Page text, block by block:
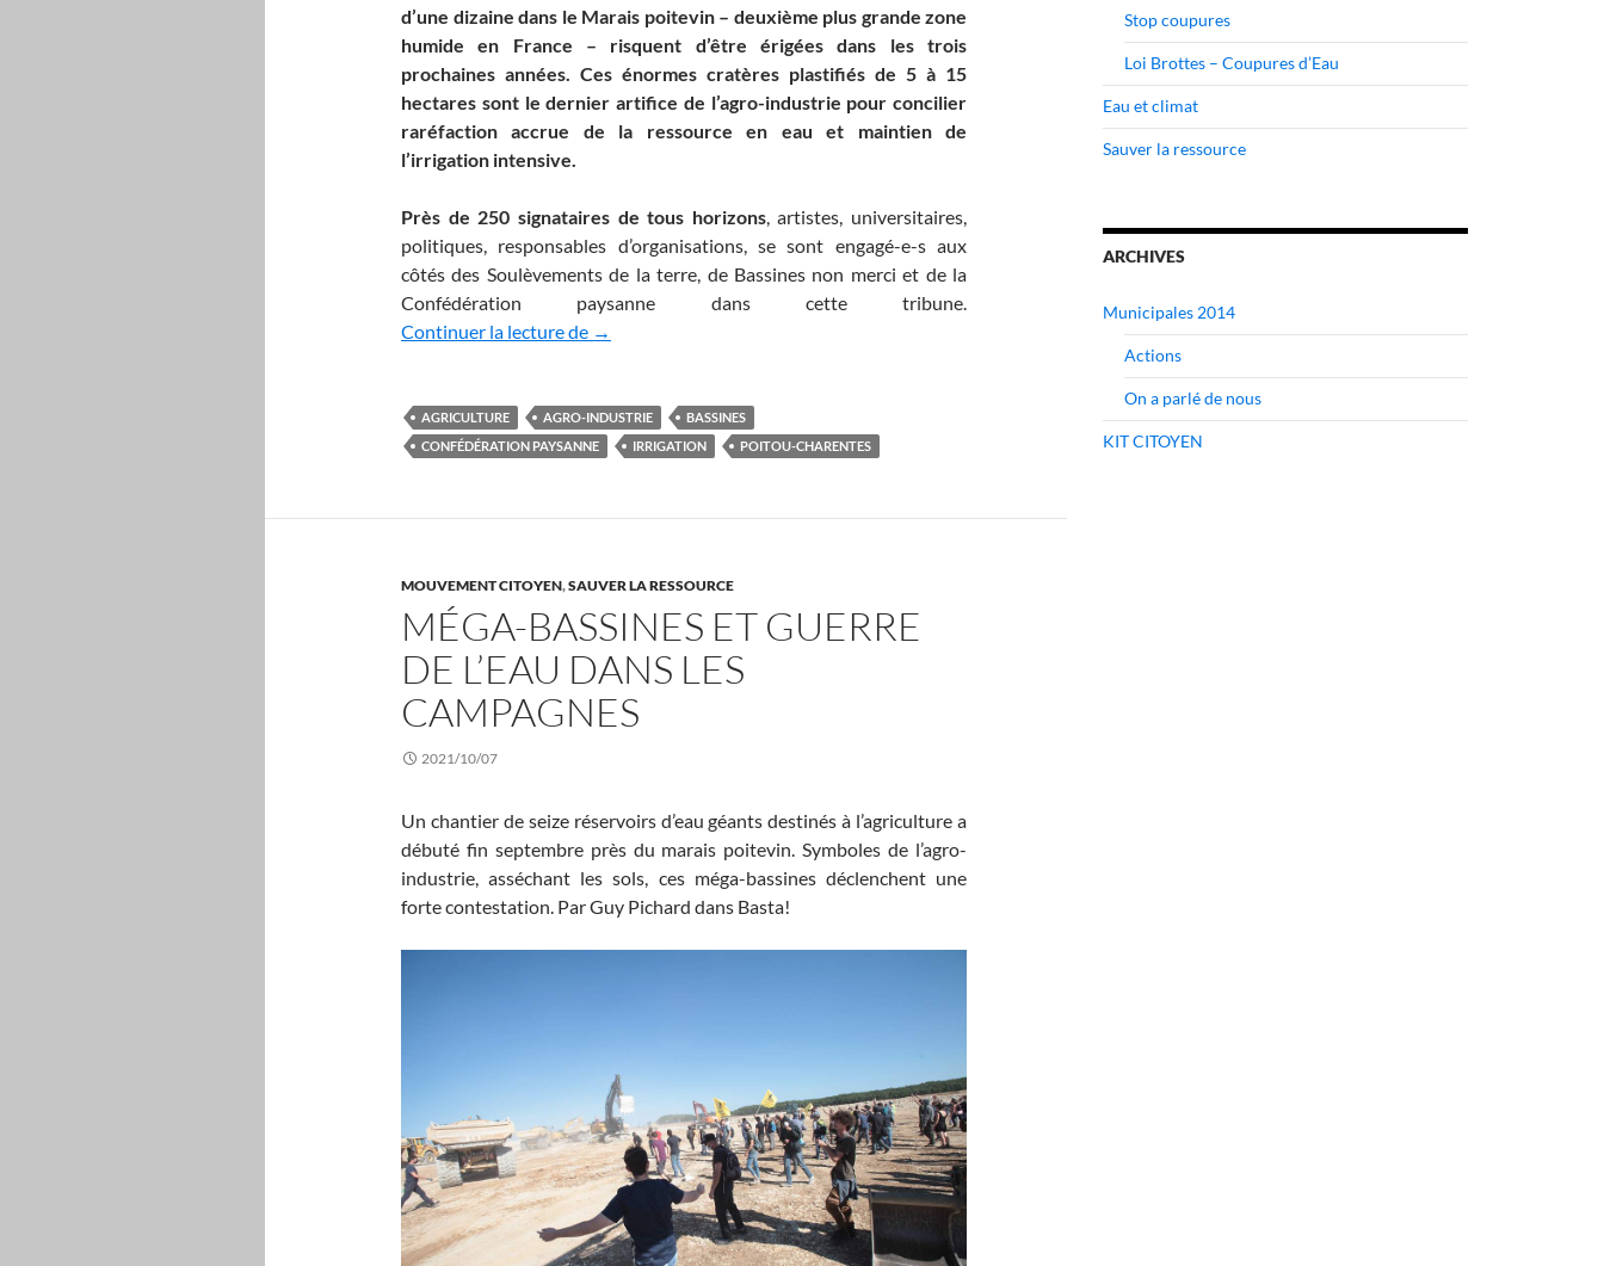
d’une dizaine dans le Marais poitevin – deuxième plus grande zone
humide en France – risquent d’être érigées dans les trois
prochaines années. Ces énormes cratères plastifiés de 5 à 15
hectares sont le dernier artifice de l’agro-industrie pour concilier
raréfaction accrue de la ressource en eau et maintien de
l’irrigation intensive.
Près de 250 signataires de tous horizons, artistes, universitaires,
politiques, responsables d’organisations, se sont engagé-e-s aux
côtés des Soulèvements de la terre, de Bassines non merci et de la
Confédération paysanne dans cette tribune.
Continuer la lecture de Stoppons les méga-bassines pour partager et préserver l’eau
→
AGRICULTURE AGRO-INDUSTRIE
BASSINES
CONFÉDÉRATION PAYSANNE
IRRIGATION POITOU-CHARENTES
MOUVEMENT CITOYEN,SAUVER LA RESSOURCE
MÉGA-BASSINES ET GUERRE
DE L’EAU DANS LES
CAMPAGNES
2021/10/07
Un chantier de seize réservoirs d’eau géants destinés à l’agriculture a
débuté fin septembre près du marais poitevin. Symboles de l’agro-
industrie, asséchant les sols, ces méga-bassines déclenchent une
forte contestation. Par Guy Pichard dans Basta!
Stop coupures
Loi Brottes – Coupures d’Eau
Eau et climat
Sauver la ressource
ARCHIVES
Municipales 2014
Actions
On a parlé de nous
KIT CITOYEN